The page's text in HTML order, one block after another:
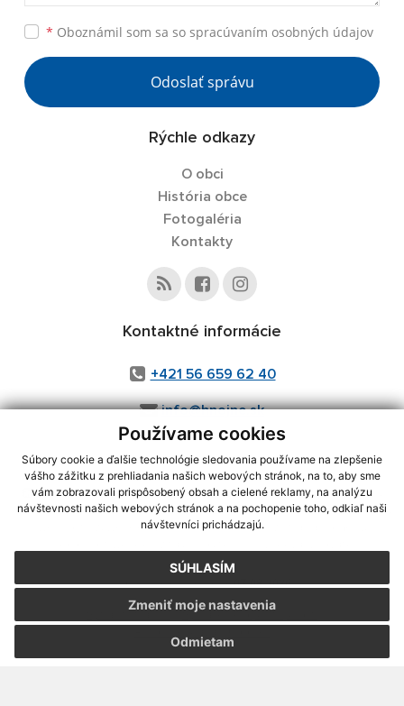
Používame cookies
Súbory cookie a ďalšie technológie sledovania používame na zlepšenie
vášho zážitku z prehliadania našich webových stránok, na to, aby sme
vám zobrazovali prispôsobený obsah a cielené reklamy, na analýzu
návštevnosti našich webových stránok a na pochopenie toho, odkiaľ naši
návštevníci prichádzajú.
SÚHLASÍM
Odmietam
Zmeniť moje nastavenia
* Oboznámil som sa so spracúvaním osobných údajov
Odoslať správu
Rýchle odkazy
O obci
História obce
Fotogaléria
Kontakty
Kontaktné informácie
+421 56 659 62 40
info@hnojne.sk
využite možnosť získavania aktuálnych informácií s využitím RSS
CMS systém (redakčný) systém ECHELON 2,Mapa stránok,web portál
webex.digital, s.r.o.,domény,registrácia domény
Posledná aktualizácia:07.08.2026
Vytlačiť stránku|Vyhlásenie o prístupnosti